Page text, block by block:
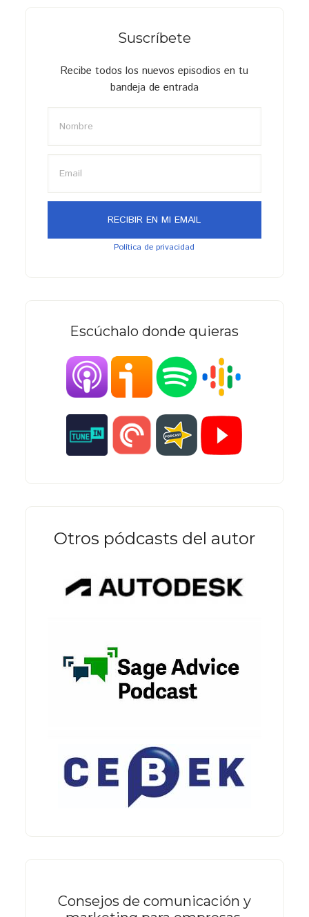
Suscríbete
Recibe todos los nuevos episodios en tu
bandeja de entrada
Política de privacidad
Escúchalo donde quieras
Otros pódcasts del autor
Consejos de comunicación y